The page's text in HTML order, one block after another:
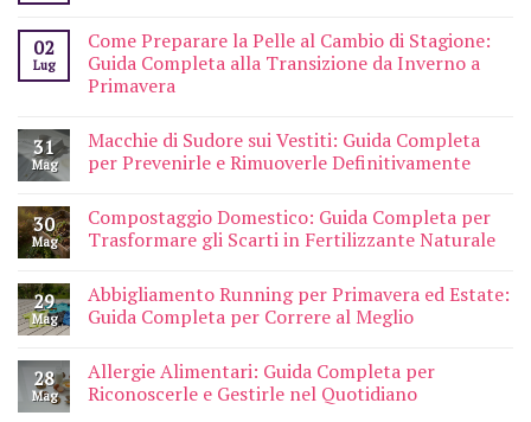
02
Lug
Come Preparare la Pelle al Cambio di Stagione:
Guida Completa alla Transizione da Inverno a
Primavera
31
Mag
Macchie di Sudore sui Vestiti: Guida Completa
per Prevenirle e Rimuoverle Definitivamente
30
Mag
Compostaggio Domestico: Guida Completa per
Trasformare gli Scarti in Fertilizzante Naturale
29
Mag
Abbigliamento Running per Primavera ed Estate:
Guida Completa per Correre al Meglio
28
Mag
Allergie Alimentari: Guida Completa per
Riconoscerle e Gestirle nel Quotidiano